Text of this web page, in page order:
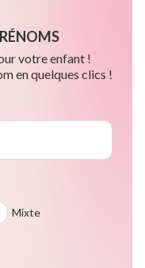
votre enfant !
en quelques clics !
Mixte